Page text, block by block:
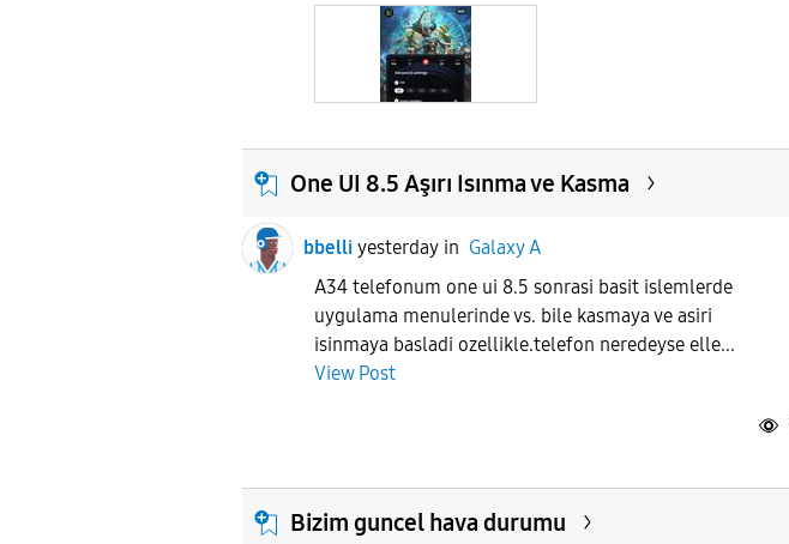
One UI 8.5 Aşırı Isınma ve Kasma
bbelli yesterday in Galaxy A
A34 telefonum one ui 8.5 sonrasi basit islemlerde
uygulama menulerinde vs. bile kasmaya ve asiri
isinmaya basladi ozellikle.telefon neredeyse elle...
View Post
Bizim guncel hava durumu